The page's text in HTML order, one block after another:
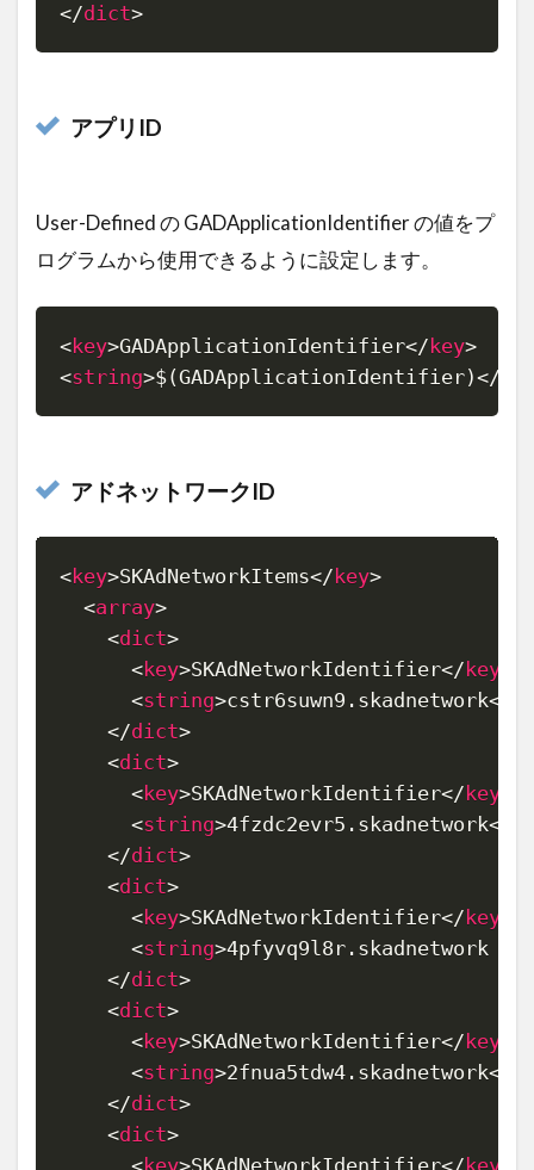
</dict>
アプリID
User-Defined の GADApplicationIdentifier の値をプ
ログラムから使用できるように設定します。
<key>GADApplicationIdentifier</ key>
<string>$(GADApplicationIdentifier)</
Copy
アドネットワークID
<key>SKAdNetworkItems</ key>
<array>
<dict>
<key>SKAdNetworkIdentifier</ key
<string>cstr6suwn9.skadnetwork</
</dict>
<dict>
<key>SKAdNetworkIdentifier</ key
<string>4fzdc2evr5.skadnetwork</
</dict>
<dict>
<key>SKAdNetworkIdentifier</ key
<string>4pfyvq9l8r.skadnetwork
</dict>
<dict>
<key>SKAdNetworkIdentifier</ key
<string>2fnua5tdw4.skadnetwork</
</dict>
<dict>